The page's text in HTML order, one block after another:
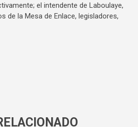
el intendente de Laboulaye,
de la Mesa de Enlace, legisladores,